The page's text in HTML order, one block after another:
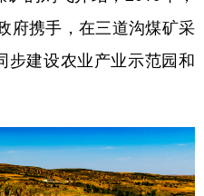
府携手，在三道沟煤矿采
步建设农业产业示范园和